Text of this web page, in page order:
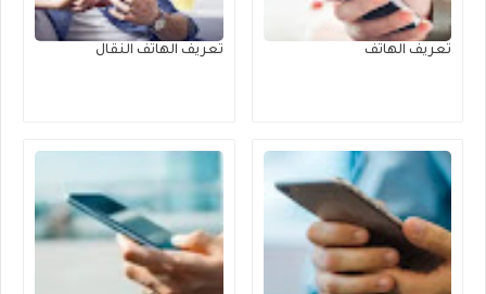
تعريف الهاتف تعريف الهاتف النقال